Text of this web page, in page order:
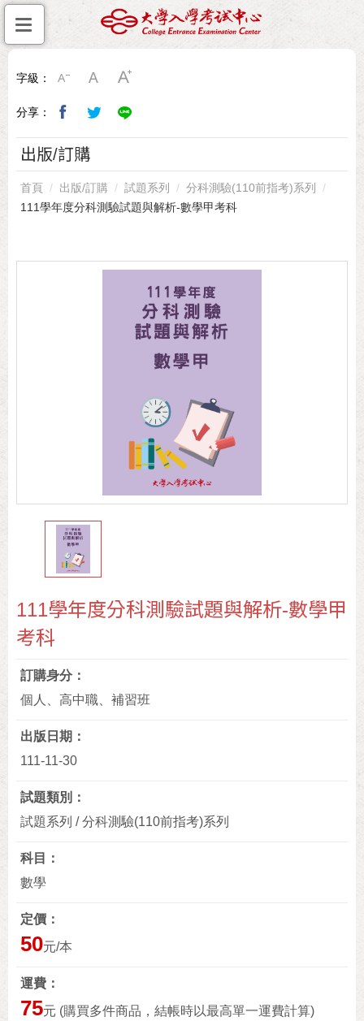
字級：
分享：
出版/訂購
首頁 出版/訂購 試題系列
分科測驗(110前指考)系列
111學年度分科測驗試題與解析-數學甲考科
111學年度分科測驗試題與解析-數學甲
考科
訂購身分
個人、高中職、補習班
出版日期
111-11-30
試題類別
試題系列 / 分科測驗(110前指考)系列
科目
數學
定價
50元/本
運費
75元 (購買多件商品，結帳時以最高單一運費計算)